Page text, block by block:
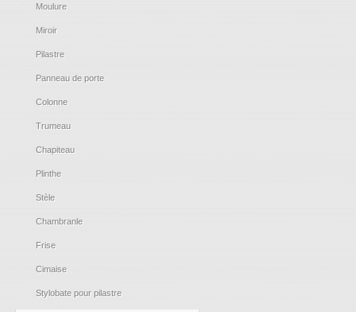
Moulure
Miroir
Pilastre
Panneau de porte
Colonne
Trumeau
Chapiteau
Plinthe
Stèle
Chambranle
Frise
Cimaise
Stylobate pour pilastre